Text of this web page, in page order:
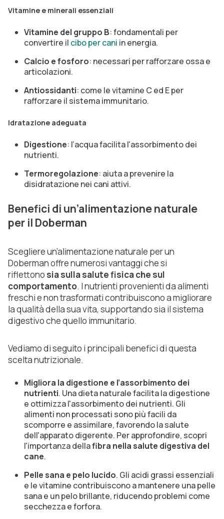
Vitamine e minerali essenziali
Vitamine del gruppo B: fondamentali per
convertire il cibo per cani in energia.
Calcio e fosforo: necessari per rafforzare ossa e
articolazioni.
Antiossidanti: come le vitamine C ed E per
rafforzare il sistema immunitario.
Idratazione adeguata
Digestione: l’acqua facilita l'assorbimento dei
nutrienti.
Termoregolazione: aiuta a prevenire la
disidratazione nei cani attivi.
Benefici di un’alimentazione naturale
per il Doberman
Scegliere un’alimentazione naturale per un
Doberman offre numerosi vantaggi che si
riflettono sia sulla salute fisica che sul
comportamento. I nutrienti provenienti da alimenti
freschi e non trasformati contribuiscono a migliorare
la qualità della sua vita, supportando sia il sistema
digestivo che quello immunitario.
Vediamo di seguito i principali benefici di questa
scelta nutrizionale.
Migliora la digestione e l’assorbimento dei
nutrienti. Una dieta naturale facilita la digestione
e ottimizza l'assorbimento dei nutrienti. Gli
alimenti non processati sono più facili da
scomporre e assimilare, favorendo la salute
dell'apparato digerente. Per approfondire, scopri
l'importanza dellafibra nella salute digestiva del
cane.
Pelle sana e pelo lucido. Gli acidi grassi essenziali
e le vitamine contribuiscono a mantenere una pelle
sana e un pelo brillante, riducendo problemi come
secchezza e forfora.